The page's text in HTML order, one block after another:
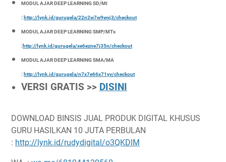
MODUL AJAR DEEP LEARNING SD/MI
: http://lynk.id/gurugela/22n2w7w9wvj3/checkout
MODUL AJAR DEEP LEARNING SMP/MTs
: http://lynk.id/gurugela/xe6ezne7j35n/checkout
MODUL AJAR DEEP LEARNING SMA/MA
: http://lynk.id/gurugela/n7x7e66x71yv/checkout
VERSI GRATIS >> DISINI
DOWNLOAD BINSIS JUAL PRODUK DIGITAL KHUSUS
GURU HASILKAN 10 JUTA PERBULAN
: http://lynk.id/rudydigital/o3QKDlM